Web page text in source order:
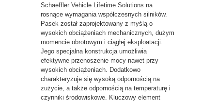
Schaeffler Vehicle Lifetime Solutions na
rosnące wymagania współczesnych silników.
Pasek został zaprojektowany z myślą o
wysokich obciążeniach mechanicznych, dużym
momencie obrotowym i ciągłej eksploatacji.
Jego specjalna konstrukcja umożliwia
efektywne przenoszenie mocy nawet przy
wysokich obciążeniach. Dodatkowo
charakteryzuje się wysoką odpornością na
zużycie, a także odpornością na temperaturę i
czynniki środowiskowe. Kluczowy element